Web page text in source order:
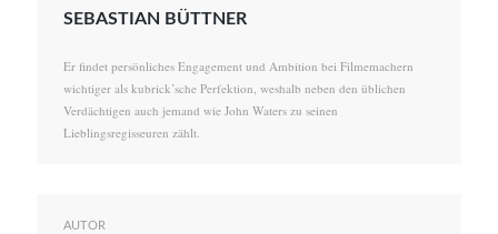
SEBASTIAN BÜTTNER
Er findet persönliches Engagement und Ambition bei Filmemachern
wichtiger als kubrick’sche Perfektion, weshalb neben den üblichen
Verdächtigen auch jemand wie John Waters zu seinen
Lieblingsregisseuren zählt.
AUTOR